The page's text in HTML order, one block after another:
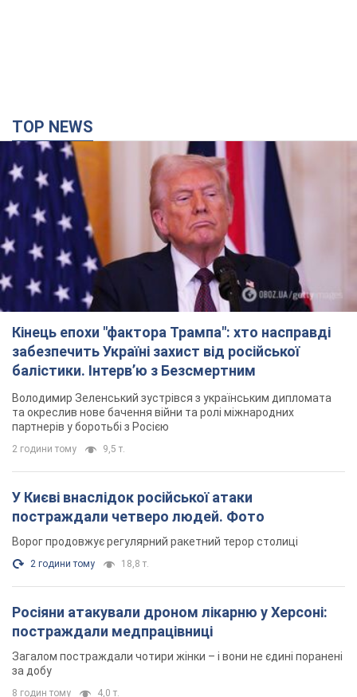
TOP NEWS
Кінець епохи "фактора Трампа": хто насправді
забезпечить Україні захист від російської
балістики. Інтерв’ю з Безсмертним
Володимир Зеленський зустрівся з українським дипломата
та окреслив нове бачення війни та ролі міжнародних
партнерів у боротьбі з Росією
2 години тому 9,5 т.
У Києві внаслідок російської атаки
постраждали четверо людей. Фото
Ворог продовжує регулярний ракетний терор столиці
2 години тому 18,8 т.
Росіяни атакували дроном лікарню у Херсоні:
постраждали медпрацівниці
Загалом постраждали чотири жінки – і вони не єдині поранені
за добу
8 годин тому 4,0 т.